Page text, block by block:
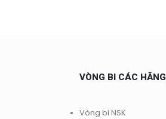
VÒNG BI CÁC HÃNG
Vòng bi NSK